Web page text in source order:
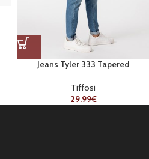
Jeans Tyler 333 Tapered
Tiffosi
29.99€